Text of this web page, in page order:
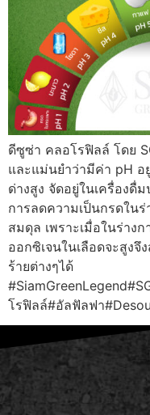
ดีซูซ่า คลอโรฟิลล์ โดย
และแม่นยำว่ามีค่า pH อ
ด่างสูง จัดอยู่ในเครื่องดื่
การลดความเป็นกรดในร่
สมดุล เพราะเมื่อในร่าง
ออกซิเจนในเลือดจะสูงจึ
ร้ายต่างๆได้
โรฟิลล์#อัลฟัลฟา